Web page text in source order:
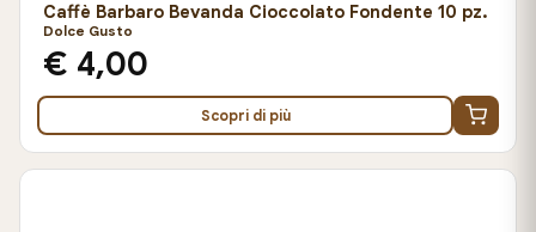
Caffè Barbaro Bevanda Cioccolato Fondente 10 pz.
Dolce Gusto
€ 4,00
Scopri di più